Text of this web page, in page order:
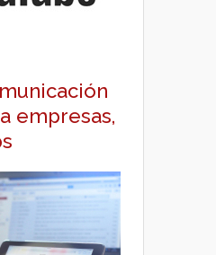
empresas,